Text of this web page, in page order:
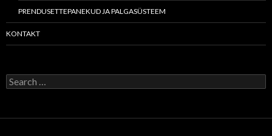
PRENDUSETTEPANEKUD JA PALGASÜSTEEM
KONTAKT
Search
for: